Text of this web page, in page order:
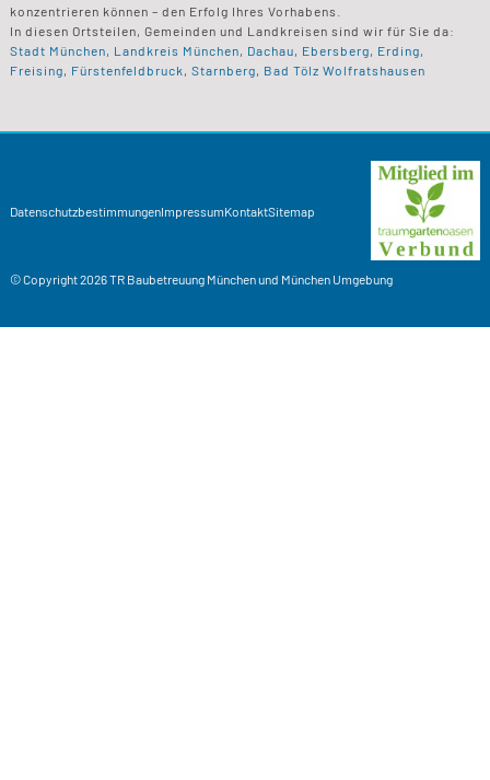
konzentrieren können – den Erfolg Ihres Vorhabens.
In diesen Ortsteilen, Gemeinden und Landkreisen sind wir für Sie da:
Stadt München
Landkreis München Dachau Ebersberg Erding
Freising
Fürstenfeldbruck Starnberg Bad Tölz Wolfratshausen
DatenschutzbestimmungenImpressumKontaktSitemap
© Copyright 2026TR BaubetreuungMünchen und München Umgebung